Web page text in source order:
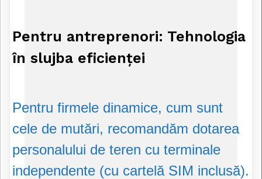
Pentru antreprenori: Tehnologia
în slujba eficienței
Pentru firmele dinamice, cum sunt
cele de mutări, recomandăm dotarea
personalului de teren cu terminale
independente (cu cartelă SIM inclusă).